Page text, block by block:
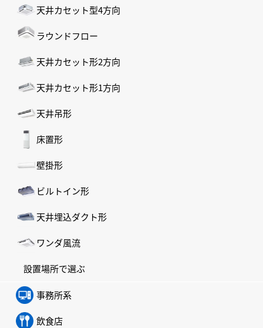
天井カセット型4方向
ラウンドフロー
天井カセット形2方向
天井カセット形1方向
天井吊形
床置形
壁掛形
ビルトイン形
天井埋込ダクト形
ワンダ風流
設置場所で選ぶ
事務所系
飲食店